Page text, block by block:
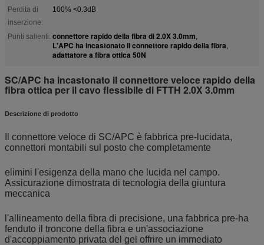
Perdita di
inserzione:
100% <0.3dB
Punti salienti: connettore rapido della fibra di 2.0X 3.0mm,
L'APC ha incastonato il connettore rapido della fibra,
adattatore a fibra ottica 50N
SC/APC ha incastonato il connettore veloce rapido della
fibra ottica per il cavo flessibile di FTTH 2.0X 3.0mm
Descrizione di prodotto
Il connettore veloce di SC/APC è fabbrica pre-lucidata,
connettori montabili sul posto che completamente
elimini l'esigenza della mano che lucida nel campo.
Assicurazione dimostrata di tecnologia della giuntura
meccanica
l'allineamento della fibra di precisione, una fabbrica pre-ha
fenduto il troncone della fibra e un'associazione
d'accoppiamento privata del gel offrire un immediato